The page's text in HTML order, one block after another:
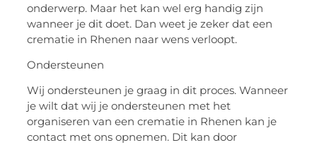
onderwerp. Maar het kan wel erg handig zijn
wanneer je dit doet. Dan weet je zeker dat een
crematie in Rhenen naar wens verloopt.
Ondersteunen
Wij ondersteunen je graag in dit proces. Wanneer
je wilt dat wij je ondersteunen met het
organiseren van een crematie in Rhenen kan je
contact met ons opnemen. Dit kan door